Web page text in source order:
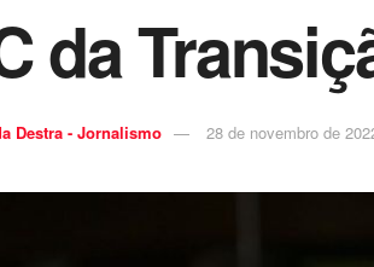
da
Destra - Jornalismo 28 de novembro de